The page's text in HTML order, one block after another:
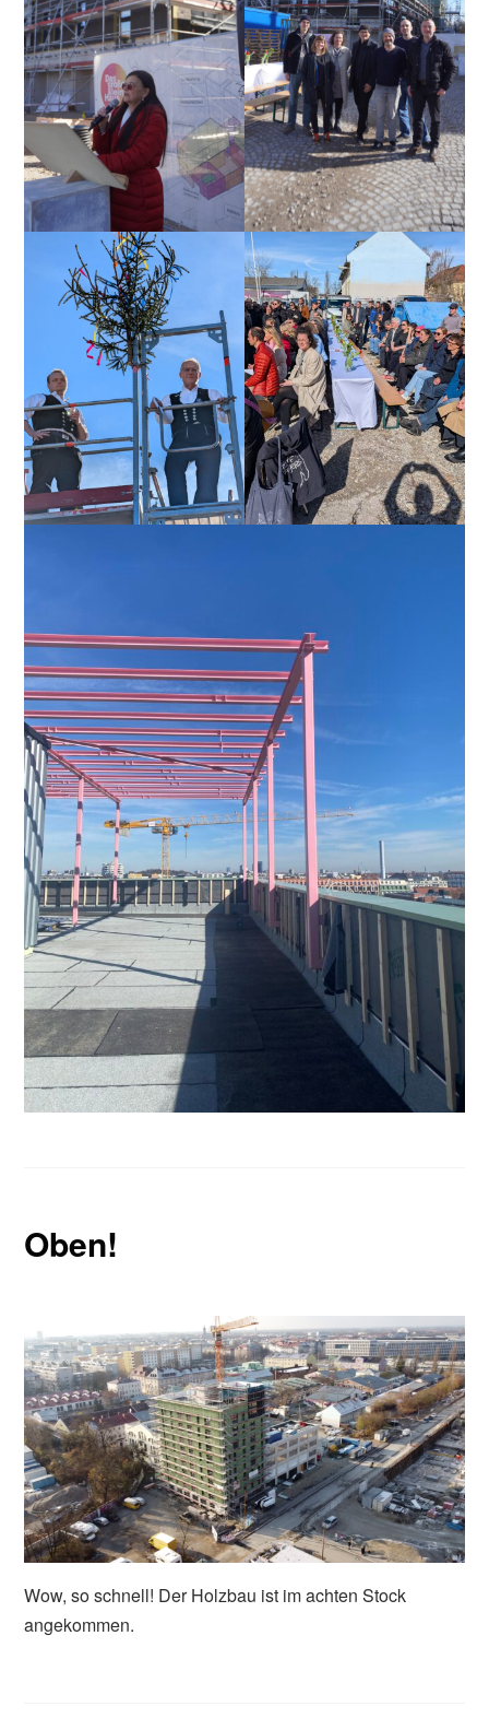
Oben!
Wow, so schnell! Der Holzbau ist im achten Stock
angekommen.